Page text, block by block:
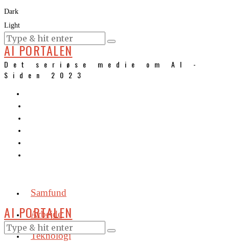
Dark
Light
KURSER
AI PORTALEN
Det seriøse medie om AI -
Siden 2023
Samfund
Arbejde
Teknologi
AI PORTALEN